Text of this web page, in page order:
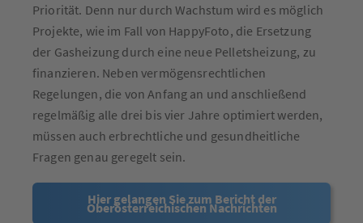
Priorität. Denn nur durch Wachstum wird es möglich
Projekte, wie im Fall von HappyFoto, die Ersetzung
der Gasheizung durch eine neue Pelletsheizung, zu
finanzieren. Neben vermögensrechtlichen
Regelungen, die von Anfang an und anschließend
regelmäßig alle drei bis vier Jahre optimiert werden,
müssen auch erbrechtliche und gesundheitliche
Fragen genau geregelt sein.
Hier gelangen Sie zum Bericht der
Oberösterreichischen Nachrichten